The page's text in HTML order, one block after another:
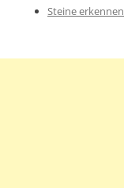
Steine erkennen